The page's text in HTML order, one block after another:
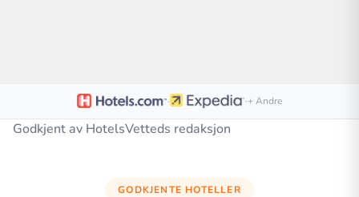
· ·+ Andre
Godkjent av HotelsVetteds redaksjon
GODKJENTE HOTELLER